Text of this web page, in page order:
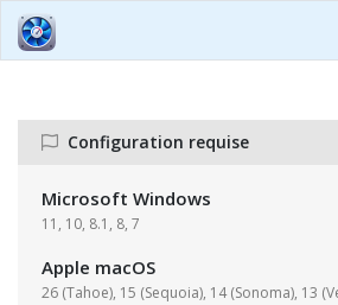
Configuration requise
Microsoft Windows
11, 10, 8.1, 8, 7
Apple macOS
26 (Tahoe), 15 (Sequoia), 14 (Sonoma), 13